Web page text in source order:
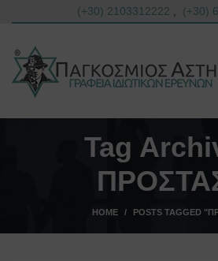
(+30) 2103312222 (+30)
Tag
HOME POSTS TAGGED